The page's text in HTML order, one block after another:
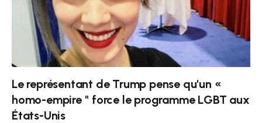
Le représentant de Trump pense qu'un «
homo-empire '' force le programme LGBT aux
États-Unis